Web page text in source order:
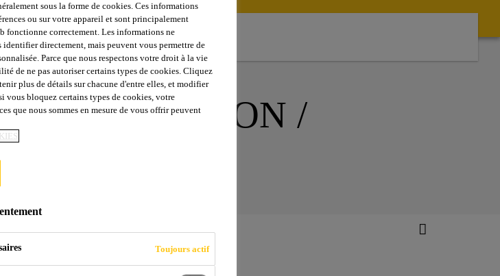
Sika Apps Interlocuteur
/
sous la forme de cookies. Ces informations
ou sur votre appareil et sont principalement
fonctionne correctement. Les informations ne
identifier directement, mais peuvent vous permettre de
Parce que nous respectons votre droit à la vie
de ne pas autoriser certains types de cookies. Cliquez
plus de détails sur chacune d'entre elles, et modifier
vous bloquez certains types de cookies, votre
que nous sommes en mesure de vous offrir peuvent
Toujours actif